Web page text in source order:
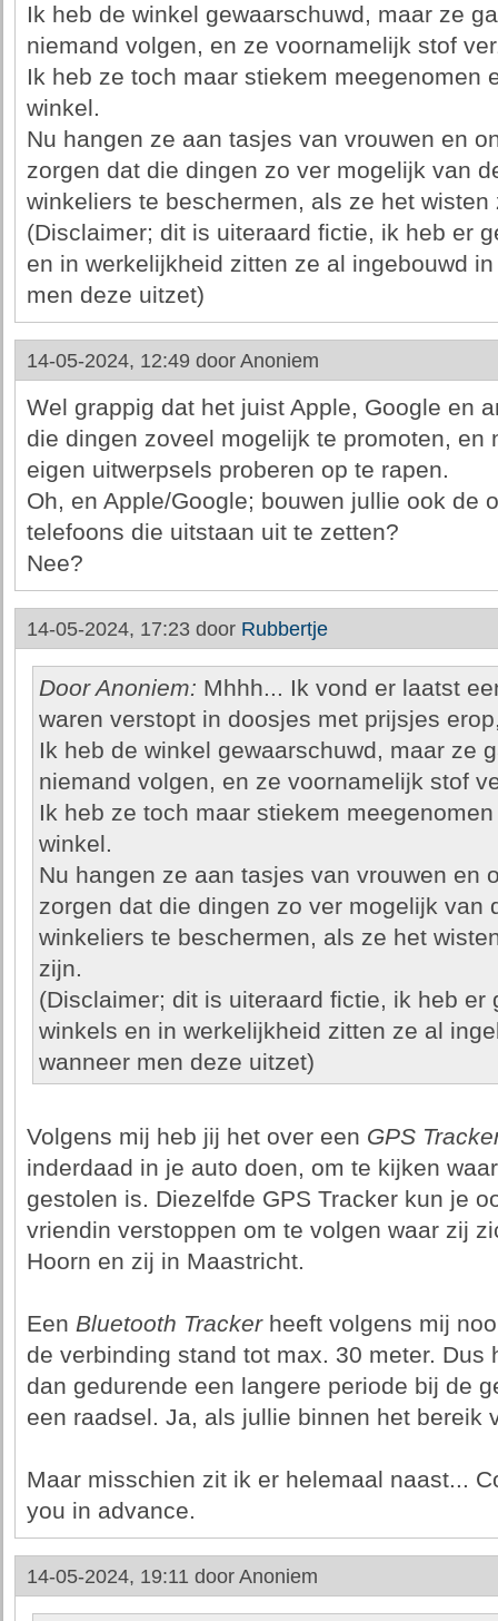
Ik heb de winkel gewaarschuwd, maar ze
niemand volgen, en ze voornamelijk stof
Ik heb ze toch maar stiekem meegenomen
winkel.
Nu hangen ze aan tasjes van vrouwen en
zorgen dat die dingen zo ver mogelijk van
winkeliers te beschermen, als ze het
(Disclaimer; dit is uiteraard fictie, ik heb er
en in werkelijkheid zitten ze al ingebouwd
men deze uitzet)
14-05-2024, 12:49 door Anoniem
Wel grappig dat het juist Apple, Google en
die dingen zoveel mogelijk te promoten, en
eigen uitwerpsels proberen op te rapen.
Oh, en Apple/Google; bouwen jullie ook de
telefoons die uitstaan uit te zetten?
Nee?
14-05-2024, 17:23 door Rubbertje
Door Anoniem: Mhhh... Ik vond er laatst
waren verstopt in doosjes met prijsjes
Ik heb de winkel gewaarschuwd, maar ze
niemand volgen, en ze voornamelijk stof
Ik heb ze toch maar stiekem
winkel.
Nu hangen ze aan tasjes van vrouwen en
zorgen dat die dingen zo ver mogelijk van
winkeliers te beschermen, als ze het
zijn.
(Disclaimer; dit is uiteraard fictie, ik heb er
winkels en in werkelijkheid zitten ze al
wanneer men deze uitzet)
Volgens mij heb jij het over een GPS
inderdaad in je auto doen, om te kijken
gestolen is. Diezelfde GPS Tracker kun je
vriendin verstoppen om te volgen waar zij
Hoorn en zij in Maastricht.
Een Bluetooth Trackerheeft volgens mij
de verbinding stand tot max. 30 meter. Dus
dan gedurende een langere periode bij de
een raadsel. Ja, als jullie binnen het bereik
Maar misschien zit ik er helemaal naast...
you in advance.
14-05-2024, 19:11 door Anoniem